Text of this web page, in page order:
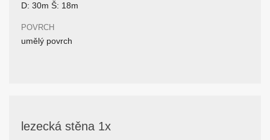
D: 30m Š: 18m
POVRCH
umělý povrch
lezecká stěna 1x